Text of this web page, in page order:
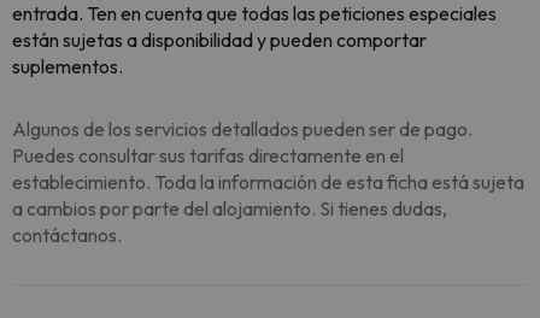
entrada. Ten en cuenta que todas las peticiones especiales
están sujetas a disponibilidad y pueden comportar
suplementos.
Algunos de los servicios detallados pueden ser de pago.
Puedes consultar sus tarifas directamente en el
establecimiento. Toda la información de esta ficha está sujeta
a cambios por parte del alojamiento. Si tienes dudas,
contáctanos.